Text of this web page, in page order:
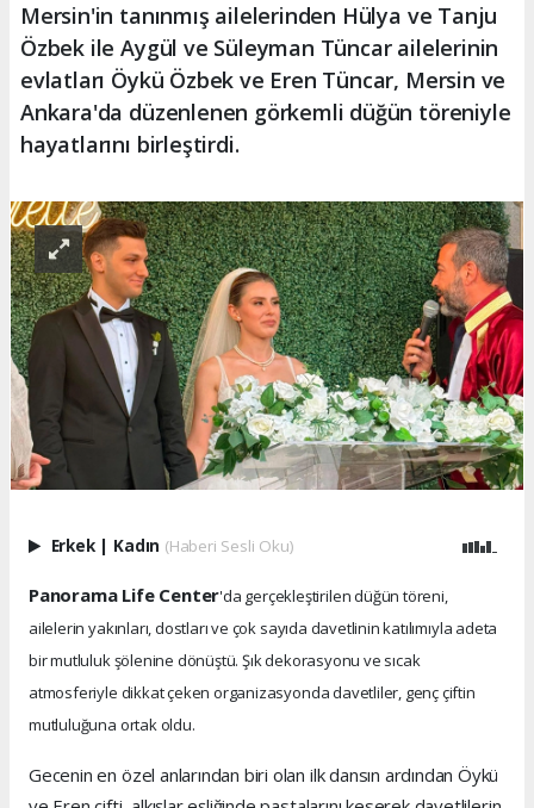
Mersin'in tanınmış ailelerinden Hülya ve Tanju
Özbek ile Aygül ve Süleyman Tüncar ailelerinin
evlatları Öykü Özbek ve Eren Tüncar, Mersin ve
Ankara'da düzenlenen görkemli düğün töreniyle
hayatlarını birleştirdi.
Erkek | Kadın (Haberi Sesli Oku)
Panorama Life Center'da gerçekleştirilen düğün töreni,
ailelerin yakınları, dostları ve çok sayıda davetlinin katılımıyla adeta
bir mutluluk şölenine dönüştü. Şık dekorasyonu ve sıcak
atmosferiyle dikkat çeken organizasyonda davetliler, genç çiftin
mutluluğuna ortak oldu.
Gecenin en özel anlarından biri olan ilk dansın ardından Öykü